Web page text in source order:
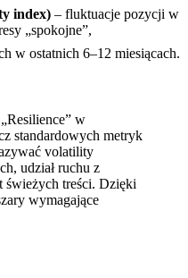
index) – fluktuacje pozycji w
„spokojne”,
w ostatnich 6–12 miesiącach.
w
standardowych metryk
volatility
udział ruchu z
świeżych treści. Dzięki
wymagające